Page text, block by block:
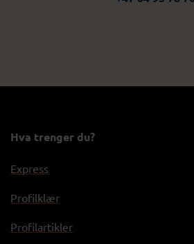
Hva trenger du?
Express
Profilklær
Profilartikler